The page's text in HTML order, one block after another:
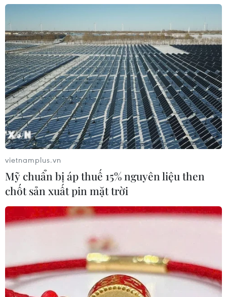
Anh đang xích lại gần hơn với EU về quốc
phòng, an ninh và kinh tế
01/04/2026 23:17
Kể từ khi lên nắm quyền vào tháng 7/2024, Thủ tướng
Anh đã tìm cách xây dựng lại mối quan hệ với EU hậu
Brexit (Anh rời EU), hy vọng vực dậy nền kinh tế trì trệ
của Anh.
vietnamplus.vn
Mỹ chuẩn bị áp thuế 15% nguyên liệu then
chốt sản xuất pin mặt trời